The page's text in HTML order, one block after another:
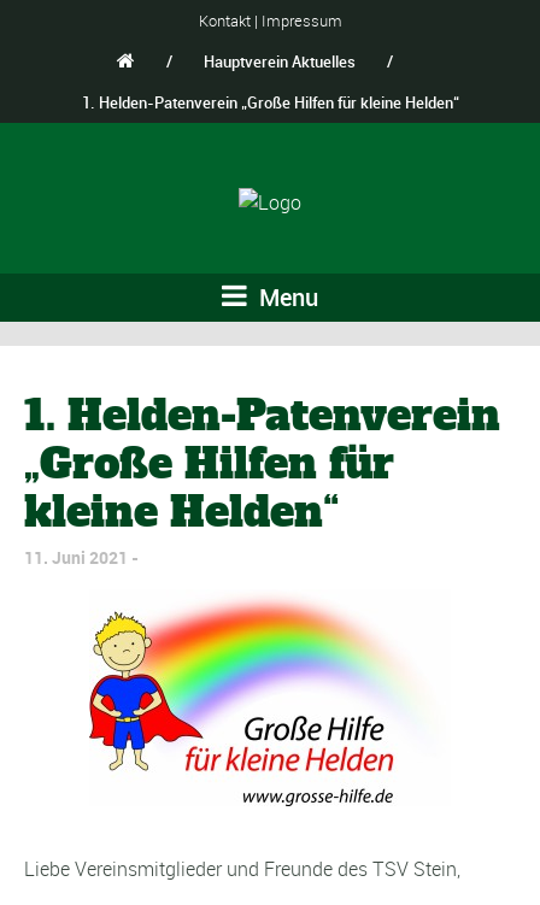
Kontakt| Impressum
/
Hauptverein Aktuelles
/
1. Helden-Patenverein „Große Hilfen für kleine Helden“
Menu
1. Helden-Patenverein
„Große Hilfen für
kleine Helden“
11. Juni 2021
Liebe Vereinsmitglieder und Freunde des TSV Stein,